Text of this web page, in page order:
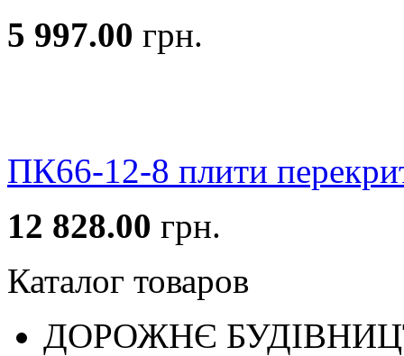
5 997.00 грн.
ПК66-12-8 плити
12 828.00 грн.
Каталог товаров
ДОРОЖНЄ